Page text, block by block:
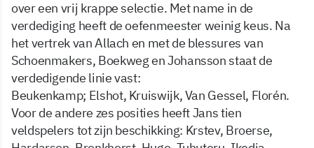
over een vrij krappe selectie. Met name in de
verdediging heeft de oefenmeester weinig keus. Na
het vertrek van Allach en met de blessures van
Schoenmakers, Boekweg en Johansson staat de
verdedigende linie vast:
Beukenkamp; Elshot, Kruiswijk, Van Gessel, Florén.
Voor de andere zes posities heeft Jans tien
veldspelers tot zijn beschikking: Krstev, Broerse,